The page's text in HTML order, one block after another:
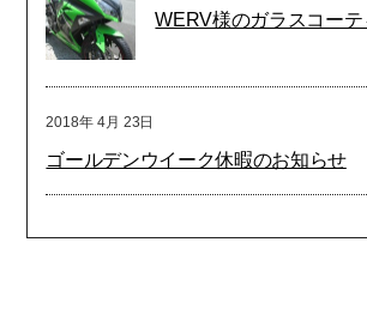
WERV様のガラスコーテ
2018年 4月 23日
ゴールデンウイーク休暇のお知らせ